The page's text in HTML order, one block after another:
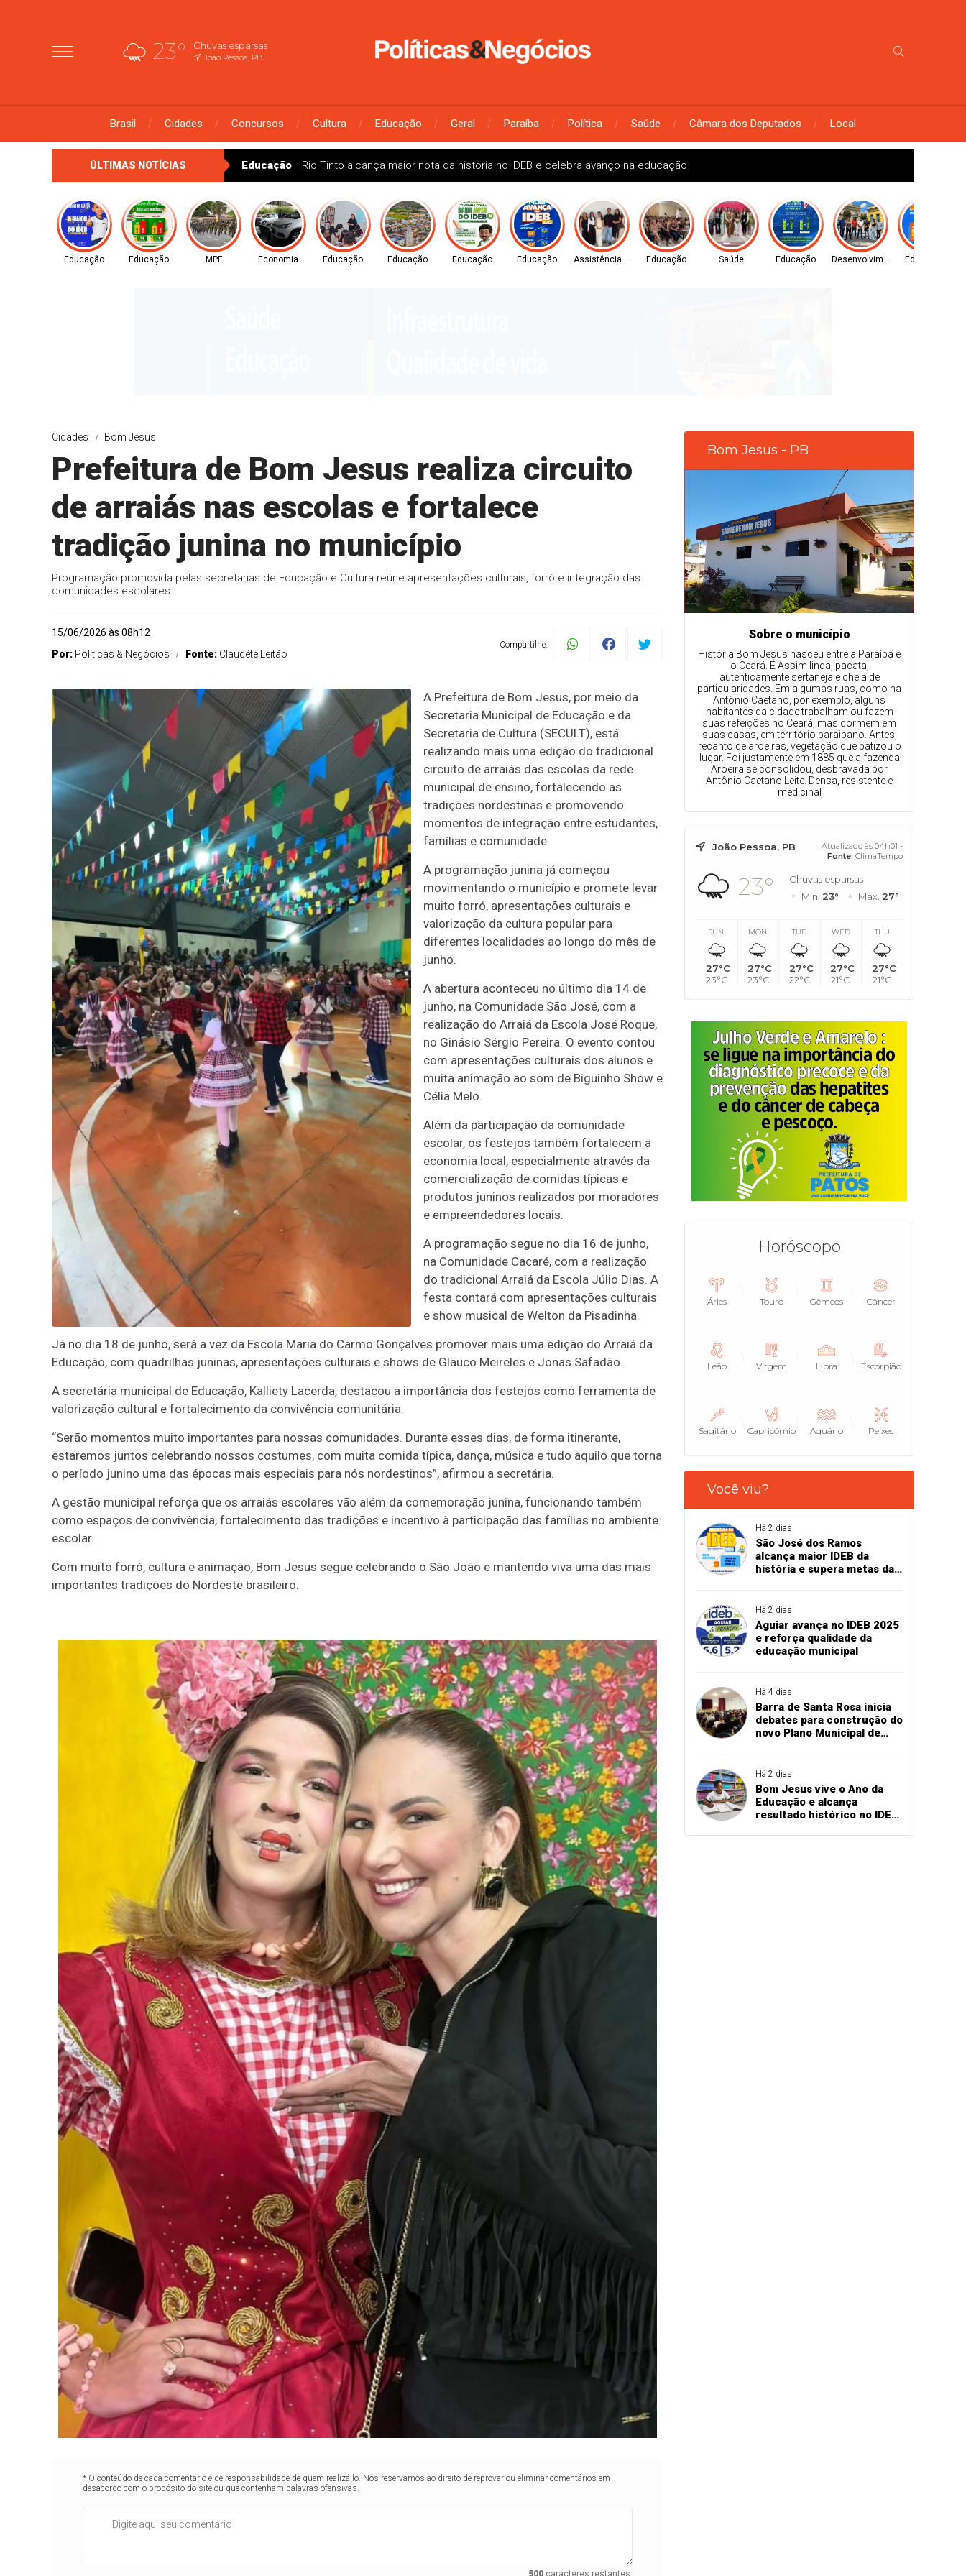
23° Chuvas esparsas
João Pessoa, PB
Brasil Cidades Concursos Cultura Educação Geral Paraíba Política Saúde Câmara dos Deputados Local
ÚLTIMAS NOTÍCIAS
do Bonfim alcança avanço histórico no IDEB 2025 e fortalece educação municipal
Educação Educação MPF Economia Educação Educação Educação Educação Assistência SocialEducação Saúde Educação Desenvolvimento Educação
Cidades Bom Jesus
Prefeitura de Bom Jesus realiza circuito
de arraiás nas escolas e fortalece
tradição junina no município
Programação promovida pelas secretarias de Educação e Cultura reúne apresentações culturais, forró e integração das
comunidades escolares
15/06/2026 às 08h12
Por: Políticas & Negócios Fonte: Claudéte Leitão
Compartilhe:
A Prefeitura de Bom Jesus, por meio da
Secretaria Municipal de Educação e da
Secretaria de Cultura (SECULT), está
realizando mais uma edição do tradicional
circuito de arraiás das escolas da rede
municipal de ensino, fortalecendo as
tradições nordestinas e promovendo
momentos de integração entre estudantes,
famílias e comunidade.
A programação junina já começou
movimentando o município e promete levar
muito forró, apresentações culturais e
valorização da cultura popular para
diferentes localidades ao longo do mês de
junho.
A abertura aconteceu no último dia 14 de
junho, na Comunidade São José, com a
realização do Arraiá da Escola José Roque,
no Ginásio Sérgio Pereira. O evento contou
com apresentações culturais dos alunos e
muita animação ao som de Biguinho Show e
Célia Melo.
Além da participação da comunidade
escolar, os festejos também fortalecem a
economia local, especialmente através da
comercialização de comidas típicas e
produtos juninos realizados por moradores
e empreendedores locais.
A programação segue no dia 16 de junho,
na Comunidade Cacaré, com a realização
do tradicional Arraiá da Escola Júlio Dias. A
festa contará com apresentações culturais
e show musical de Welton da Pisadinha.
Já no dia 18 de junho, será a vez da Escola Maria do Carmo Gonçalves promover mais uma edição do Arraiá da
Educação, com quadrilhas juninas, apresentações culturais e shows de Glauco Meireles e Jonas Safadão.
A secretária municipal de Educação, Kalliety Lacerda, destacou a importância dos festejos como ferramenta de
valorização cultural e fortalecimento da convivência comunitária.
“Serão momentos muito importantes para nossas comunidades. Durante esses dias, de forma itinerante,
estaremos juntos celebrando nossos costumes, com muita comida típica, dança, música e tudo aquilo que torna
o período junino uma das épocas mais especiais para nós nordestinos”, afirmou a secretária.
A gestão municipal reforça que os arraiás escolares vão além da comemoração junina, funcionando também
como espaços de convivência, fortalecimento das tradições e incentivo à participação das famílias no ambiente
escolar.
Com muito forró, cultura e animação, Bom Jesus segue celebrando o São João e mantendo viva uma das mais
importantes tradições do Nordeste brasileiro.
* O conteúdo de cada comentário é de responsabilidade de quem realizá-lo. Nos reservamos ao direito de reprovar ou eliminar comentários em
desacordo com o propósito do site ou que contenham palavras ofensivas.
500caracteres restantes.
Bom Jesus - PB
Sobre o município
História Bom Jesus nasceu entre a Paraíba e
o Ceará. É Assim linda, pacata,
autenticamente sertaneja e cheia de
particularidades. Em algumas ruas, como na
Antônio Caetano, por exemplo, alguns
habitantes da cidade trabalham ou fazem
suas refeições no Ceará, mas dormem em
suas casas, em território paraibano. Antes,
recanto de aroeiras, vegetação que batizou o
lugar. Foi justamente em 1885 que a fazenda
Aroeira se consolidou, desbravada por
Antônio Caetano Leite. Densa, resistente e
medicinal
João Pessoa, PB
Atualizado às 04h01 -
Fonte: ClimaTempo
23°
Chuvas esparsas
Mín. 23° Máx. 27°
SUN
27°C
23°C
MON
27°C
23°C
TUE
27°C
22°C
WED
27°C
21°C
THU
27°C
21°C
Horóscopo
Áries Touro Gêmeos Câncer
Leão Virgem Libra Escorpião
Sagitário Capricórnio Aquário Peixes
Você viu?
Há 2 dias
São José dos Ramos
alcança maior IDEB da
história e supera metas da
Há 2 dias
Aguiar avança no IDEB 2025
e reforça qualidade da
educação municipal
Há 4 dias
Barra de Santa Rosa inicia
debates para construção do
novo Plano Municipal de
Há 2 dias
Bom Jesus vive o Ano da
Educação e alcança
resultado histórico no IDEB